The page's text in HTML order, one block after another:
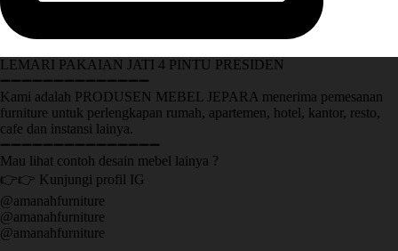
LEMARI PAKAIAN JATI 4 PINTU PRESIDEN
➖➖➖➖➖➖➖➖➖➖➖➖➖➖
Kami adalah PRODUSEN MEBEL JEPARA menerima pemesanan
furniture untuk perlengkapan rumah, apartemen, hotel, kantor, resto,
cafe dan instansi lainya.
➖➖➖➖➖➖➖➖➖➖➖➖➖➖➖
Mau lihat contoh desain mebel lainya ?
👉👉 Kunjungi profil IG
@amanahfurniture
@amanahfurniture
@amanahfurniture